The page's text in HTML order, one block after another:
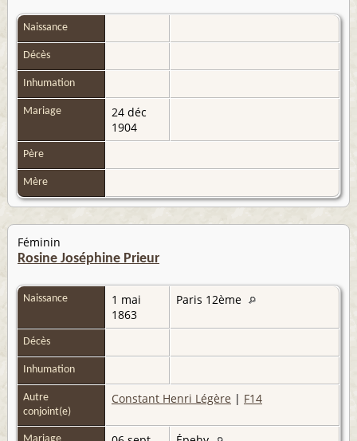
Naissance
Décès
Inhumation
Mariage
24 déc
1904
Père
Mère
Féminin
Rosine Joséphine Prieur
Naissance
1 mai
1863
Paris 12ème
Décès
Inhumation
Autre
conjoint(e)
Constant Henri Légère | F14